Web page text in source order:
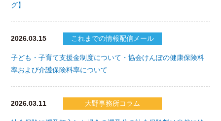
グ】
2026.03.15 これまでの情報配信メール
子ども・子育て支援金制度について・協会けんぽの健康保険料
率および介護保険料率について
2026.03.11 大野事務所コラム